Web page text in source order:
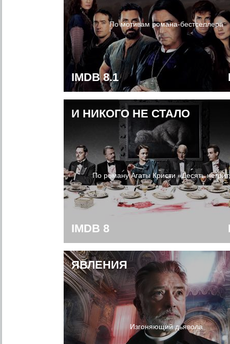
По мотивам романа-бестселлера
IMDB 8.1
И НИКОГО НЕ СТАЛО
По роману Агаты Кристи «Десять
IMDB 8
ЯВЛЕНИЯ
Изгоняющий дьявола